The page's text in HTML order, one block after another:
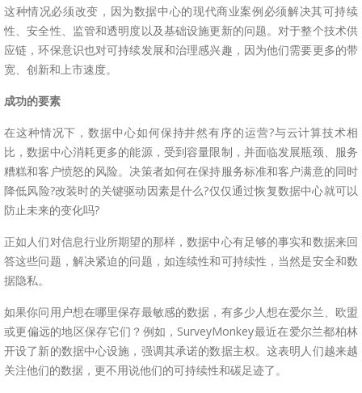
这种情况必须改变，因为数据中心的现代商业案例必须解决其可持续
性、安全性、监管和透明度以及基础设施更新的问题。对于整个技术供
应链，环保意识也对可持续发展和治理感兴趣，因为他们需要更多的带
宽、创新和上市速度。
成功的要素
在这种情况下，数据中心如何保持井然有序的运营?与云计算技术相
比，数据中心消耗更多的能源，受到容量限制，并面临发展瓶颈、服务
糟糕和客户愤怒的风险。决策者如何在保持服务标准和客户满意的同时
降低风险?改装时的关键驱动因素是什么?仅仅通过恢复数据中心就可以
防止未来的变化吗?
正如人们对信息行业所期望的那样，数据中心有足够的事实和数据来回
答这些问题，解决紧迫的问题，如连续性和可持续性，当然是安全和数
据隐私。
如果你问用户想在哪里保存最敏感的数据，有多少人想在爱尔兰、欧盟
或更偏远的地区保存它们？例如，SurveyMonkey最近在爱尔兰都柏林
开设了新的数据中心设施，强调其承诺的数据主权。这表明人们越来越
关注他们的数据，更不用说他们的可持续性和碳足迹了。